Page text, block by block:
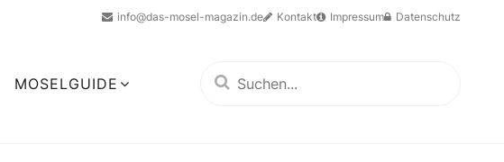
info@das-mosel-magazin.de Kontakt Impressum Datenschutz
MOSELGUIDE